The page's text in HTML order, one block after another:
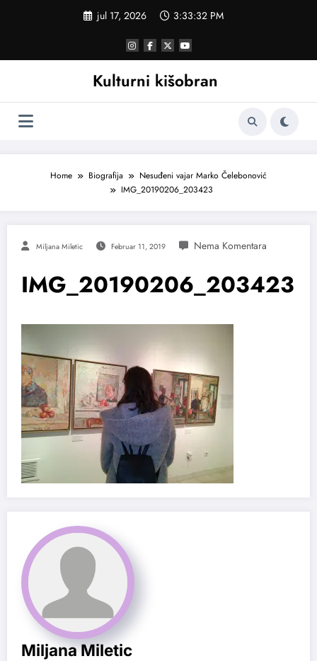
jul 17, 2026 3:33:32 PM
Kulturni kišobran
Home Biografija
Nesuđeni vajar Marko Čelebonović
IMG_20190206_203423
Miljana Miletic Februar 11, 2019
IMG_20190206_203423
Miljana Miletic